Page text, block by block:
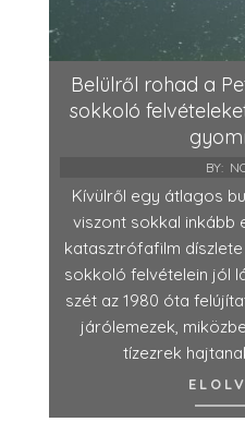
Belülről rohad a
sokkoló
BY:
Kívülről egy átlagos
viszont sokkal inkább
katasztrófafilm
sokkoló felvételein jól
szét az 1980 óta
járólemezek,
tízezrek